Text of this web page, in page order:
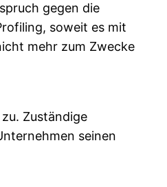
gegen die
soweit es mit
mehr zum Zwecke
Zuständige
seinen